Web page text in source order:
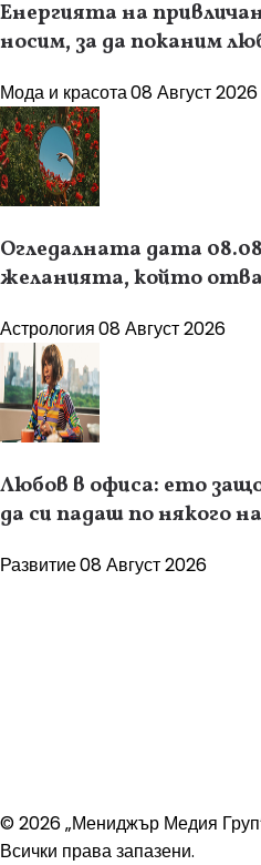
Енергията на
носим, за да поканим
Мода и красота08 Август 2026
Огледалната дата
желанията, който
Астрология08 Август 2026
Любов в офиса: ето
да си падаш по някого
Развитие08 Август 2026
© 2026 „Мениджър Медия
Всички права запазени.